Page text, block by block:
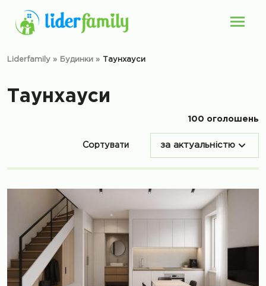
Liderfamily » Будинки » Таунхауси
Таунхауси
100 оголошень
Сортувати за актуальністю